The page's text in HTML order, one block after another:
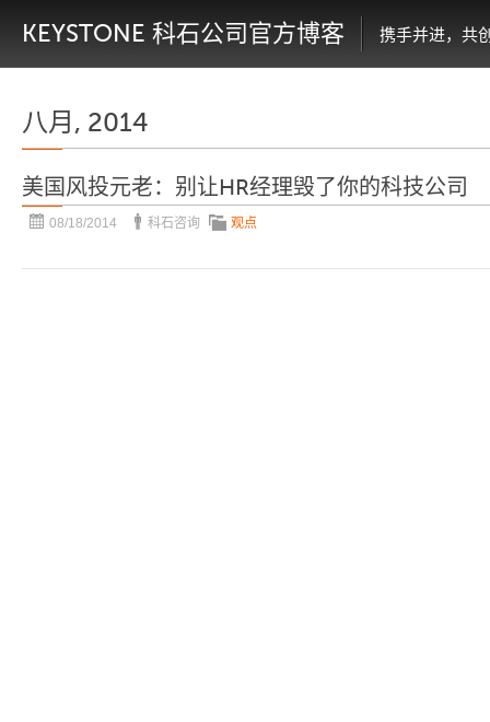
KEYSTONE 科石公司官方博客 携手并进，共
八月, 2014
美国风投元老：别让HR经理毁了你的科技公司
08/18/2014 科石咨询 观点